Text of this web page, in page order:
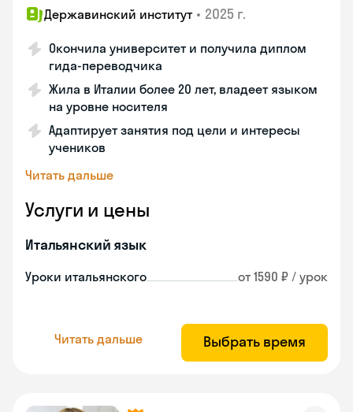
Державинский институт • 2025 г.
Окончила университет и получила диплом
гида-переводчика
Жила в Италии более 20 лет, владеет языком
на уровне носителя
Адаптирует занятия под цели и интересы
учеников
Читать дальше
Услуги и цены
Итальянский язык
Уроки итальянского от 1590 ₽ / урок
Читать дальше Выбрать время